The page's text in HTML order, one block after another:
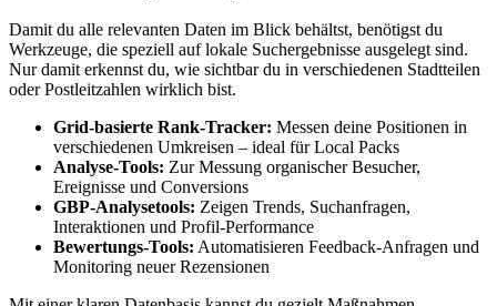
Damit du alle relevanten Daten im Blick behältst, benötigst du
Werkzeuge, die speziell auf lokale Suchergebnisse ausgelegt sind.
Nur damit erkennst du, wie sichtbar du in verschiedenen Stadtteilen
oder Postleitzahlen wirklich bist.
Grid-basierte Rank-Tracker: Messen deine Positionen in
verschiedenen Umkreisen – ideal für Local Packs
Analyse-Tools: Zur Messung organischer Besucher,
Ereignisse und Conversions
GBP-Analysetools: Zeigen Trends, Suchanfragen,
Interaktionen und Profil-Performance
Bewertungs-Tools: Automatisieren Feedback-Anfragen und
Monitoring neuer Rezensionen